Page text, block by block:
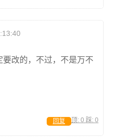
改的，不过，不是万不
顶: 0 踩: 0
回复